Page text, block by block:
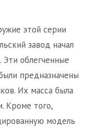
этой серии
завод начал
облегченные
предназначены
Их масса была
Кроме того,
модель